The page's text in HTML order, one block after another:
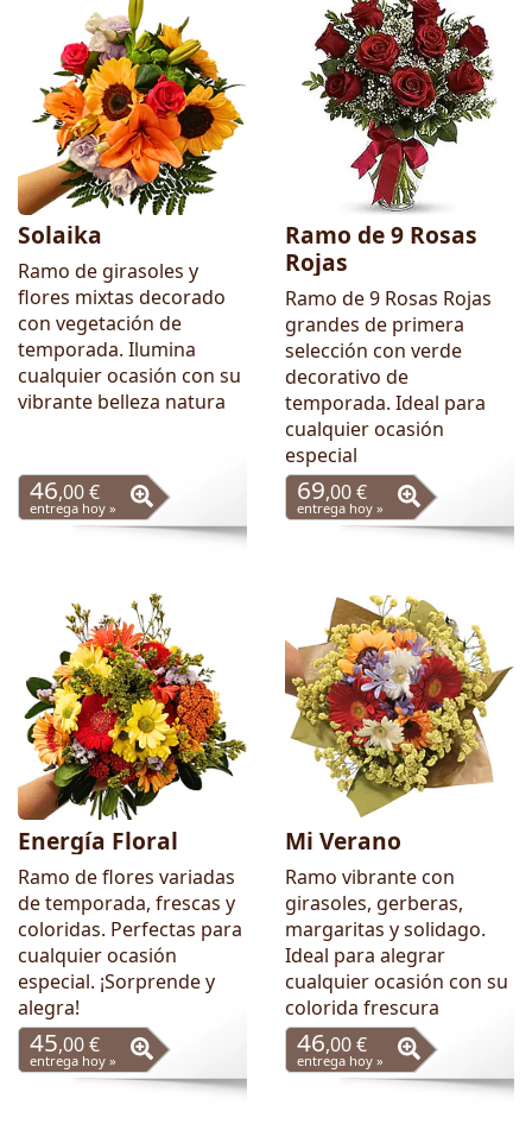
Solaika
Ramo de girasoles y
flores mixtas decorado
con vegetación de
temporada. Ilumina
cualquier ocasión con su
vibrante belleza natura
46,00 €
entrega hoy »
Ramo de 9 Rosas
Rojas
Ramo de 9 Rosas Rojas
grandes de primera
selección con verde
decorativo de
temporada. Ideal para
cualquier ocasión
especial
69,00 €
entrega hoy »
Energía Floral
Ramo de flores variadas
de temporada, frescas y
coloridas. Perfectas para
cualquier ocasión
especial. ¡Sorprende y
alegra!
45,00 €
entrega hoy »
Mi Verano
Ramo vibrante con
girasoles, gerberas,
margaritas y solidago.
Ideal para alegrar
cualquier ocasión con su
colorida frescura
46,00 €
entrega hoy »